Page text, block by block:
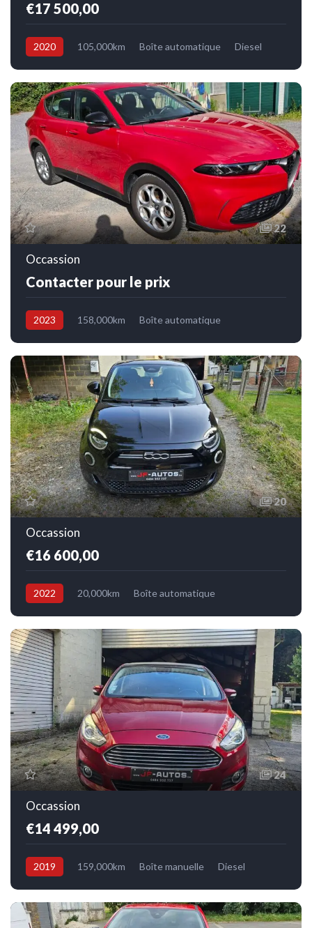
€17 500,00
2020 105,000km Boîte automatique
Diesel
22
Occassion
Contacter pour le prix
2023 158,000km
Boîte automatique
20
Occassion
€16 600,00
2022 20,000km
Boîte automatique
24
Occassion
€14 499,00
2019 159,000km Boîte manuelle
Diesel